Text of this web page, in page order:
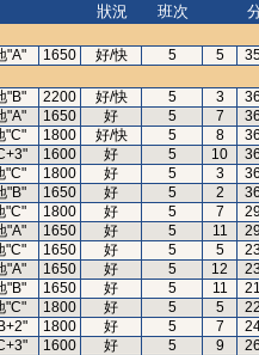
狀況
班次
"A" 1650 好/快 5 5
"B" 2200 好/快 5 3
"A" 1650 好 5 7
"C" 1800 好/快 5 8
1600 好 5 10
"C" 1800 好 5 3
"B" 1650 好 5 2
"C" 1800 好 5 7
"A" 1650 好 5 11
"C" 1650 好 5 5
"A" 1650 好 5 12
"B" 1650 好 5 11
"C" 1800 好 5 5
1800 好 5 7
1600 好 5 9